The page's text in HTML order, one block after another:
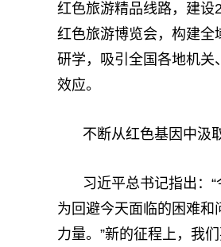
红色旅游精品线路，建设
红色旅游博览会，构建全
研学，吸引全国各地机关
效应。
不断从红色基因中汲
习近平总书记指出：
为回避今天面临的困难和
力量。”新的征程上，我